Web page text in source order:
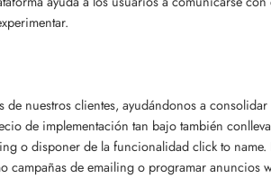
nuestros clientes, ayudándonos a
de implementación tan bajo también
o disponer de la funcionalidad click to name.
campañas de emailing o programar anuncios